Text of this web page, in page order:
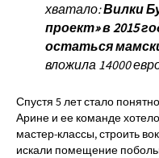
хватало:Вилки
проект» в 2015
остаться
вложила 14000
Спустя 5 лет стало
Арине и ее команде
мастер-классы, строить
искали помещение